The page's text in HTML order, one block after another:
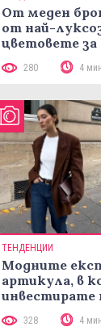
От меден
от най-
цветовете за
280 4 мин
ТЕНДЕНЦИИ
Модните
артикула, в
инвестирате
328 4 мин